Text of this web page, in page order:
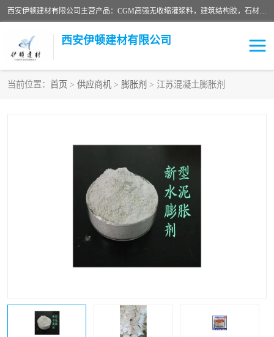
西安伊顿建材有限公司主营产品：CGM高强无收缩灌浆料，建筑结构胶，石材粘合剂，柔性防水材料，环氧修补砂浆等在各个行业得到了客户认可。
西安伊顿建材有限公司
当前位置： 首页 > 供应商机 > 膨胀剂 > 江苏混凝土膨胀剂
水泥路面修补材料
沥青冷补料
速凝剂
碳布胶